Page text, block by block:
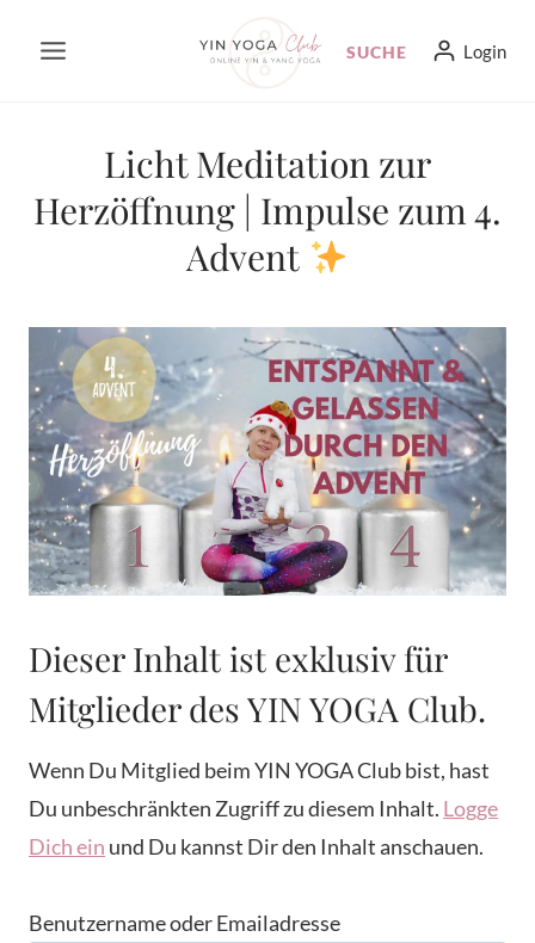
Inhalt
SUCHE Login
Licht Meditation zur
Herzöffnung | Impulse zum 4.
Advent
Dieser Inhalt ist exklusiv für
Mitglieder des YIN YOGA Club.
Wenn Du Mitglied beim YIN YOGA Club bist, hast
Du unbeschränkten Zugriff zu diesem Inhalt. Logge
Dich ein und Du kannst Dir den Inhalt anschauen.
Benutzername oder Emailadresse